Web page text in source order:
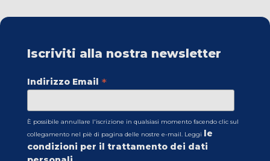
Iscriviti alla nostra newsletter
Indirizzo Email *
È possibile annullare l'iscrizione in qualsiasi momento facendo clic sul
collegamento nel piè di pagina delle nostre e-mail. Leggi le
condizioni per il trattamento dei dati